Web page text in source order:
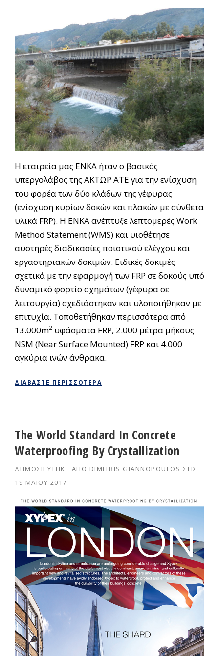
Η εταιρεία μας ΕΝΚΑ ήταν ο βασικός
υπεργολάβος της ΑΚΤΩΡ ΑΤΕ για την ενίσχυση
του φορέα των δύο κλάδων της γέφυρας
(ενίσχυση κυρίων δοκών και πλακών με σύνθετα
υλικά FRP). Η ΕΝΚΑ ανέπτυξε λεπτομερές Work
Method Statement (WMS) και υιοθέτησε
αυστηρές διαδικασίες ποιοτικού ελέγχου και
εργαστηριακών δοκιμών. Ειδικές δοκιμές
σχετικά με την εφαρμογή των FRP σε δοκούς υπό
δυναμικό φορτίο οχημάτων (γέφυρα σε
λειτουργία) σχεδιάστηκαν και υλοποιήθηκαν με
επιτυχία. Τοποθετήθηκαν περισσότερα από
13.000m2 υφάσματα FRP, 2.000 μέτρα μήκους
NSM (Near Surface Mounted) FRP και 4.000
αγκύρια ινών άνθρακα.
ΔΙΑΒΆΣΤΕ ΠΕΡΙΣΣΌΤΕΡΑ
The World Standard In Concrete
Waterproofing By Crystallization
ΔΗΜΟΣΙΕΎΤΗΚΕ ΑΠΌ DIMITRIS GIANNOPOULOS ΣΤΙΣ
19 ΜΑΪ́ΟΥ 2017